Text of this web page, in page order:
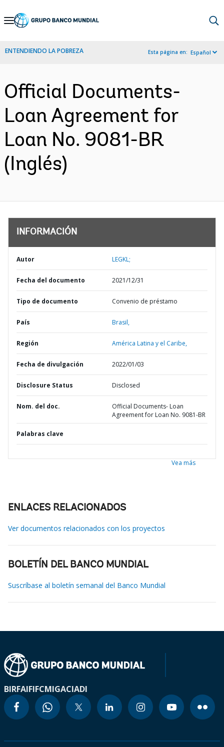
Skip
Navigation
ENTENDIENDO LA POBREZA Esta página en: Español
Official Documents-
Loan Agreement for
Loan No. 9081-BR
(Inglés)
INFORMACIÓN
Autor LEGKL;
Fecha del documento 2021/12/31
Tipo de documento Convenio de préstamo
País Brasil,
Región América Latina y el Caribe,
Fecha de divulgación 2022/01/03
Disclosure Status Disclosed
Nom. del doc.
Official Documents- Loan
Agreement for Loan No. 9081-BR
Palabras clave
Vea más
ENLACES RELACIONADOS
Ver documentos relacionados con los proyectos
BOLETÍN DEL BANCO MUNDIAL
Suscríbase al boletín semanal del Banco Mundial
BIRFAIFIFCMIGACIADI